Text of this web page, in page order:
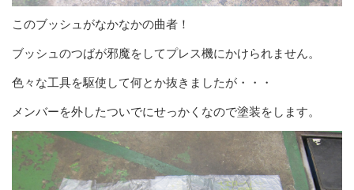
このブッシュがなかなかの曲者！
ブッシュのつばが邪魔をしてプレス機にかけられません。
色々な工具を駆使して何とか抜きましたが・・・
メンバーを外したついでにせっかくなので塗装をします。